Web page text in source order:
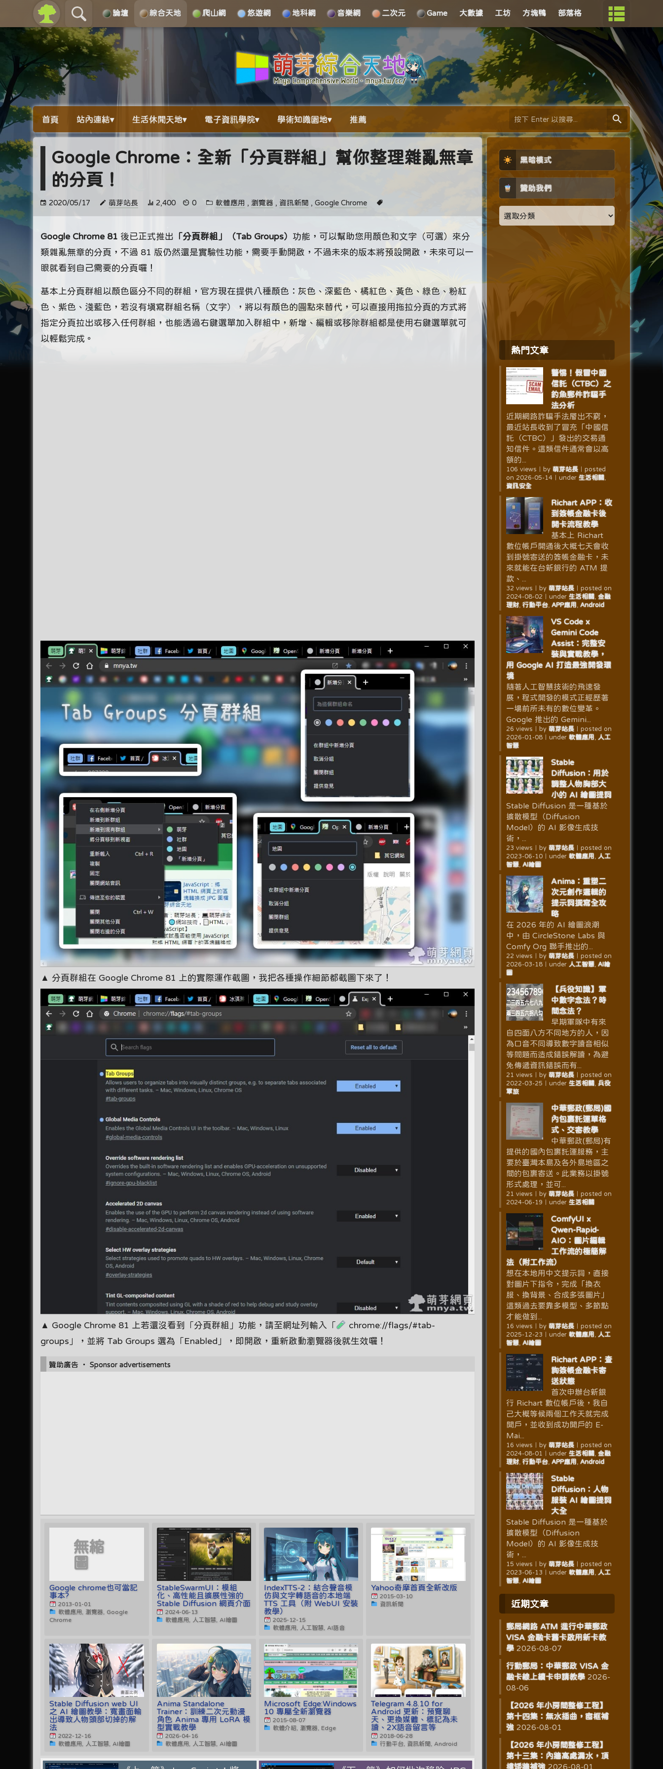
論壇 綜合天地 爬山網 悠遊網 地科網 音樂網 二次元 Game 大數據 工坊 方塊鴨 部落格
關於
首頁 站內連結▾ 生活休閒天地▾ 電子資訊學院▾ 學術知識園地▾ 推薦
Google Chrome：全新「分頁群組」幫你整理雜亂無章
的分頁！
2020/05/17 萌芽站長 2,400 0 軟體應用 , 瀏覽器 , 資訊新聞 ,Google Chrome
Google Chrome 81 後已正式推出 「分頁群組」（Tab Groups） 功能，可以幫助您用顏色和文字（可選）來分
類雜亂無章的分頁，不過 81 版仍然還是實驗性功能，需要手動開啟，不過未來的版本將預設開啟，未來可以一
眼就看到自己需要的分頁囉！
基本上分頁群組以顏色區分不同的群組，官方現在提供八種顏色：灰色、深藍色、橘紅色、黃色、綠色、粉紅
色、紫色、淺藍色，若沒有填寫群組名稱（文字），將以有顏色的圓點來替代，可以直接用拖拉分頁的方式將
指定分頁拉出或移入任何群組，也能透過右鍵選單加入群組中，新增、編輯或移除群組都是使用右鍵選單就可
以輕鬆完成。
▲ 分頁群組在 Google Chrome 81 上的實際運作截圖，我把各種操作細節都截圖下來了！
▲ Google Chrome 81 上若還沒看到「分頁群組」功能，請至網址列輸入「
chrome://flags/#tab-
groups」，並將 Tab Groups 選為「Enabled」，即開啟，重新啟動瀏覽器後就生效囉！
贊助廣告 ‧ Sponsor advertisements
無縮
圖
Google chrome也可當記
事本?
2013-01-01
軟體應用, 瀏覽器, Google
Chrome
StableSwarmUI：模組
化、高性能且擴展性強的
Stable Diffusion 網頁介面
2024-06-13
軟體應用, 人工智慧, AI繪圖
IndexTTS-2：結合聲音模
仿與文字轉語音的本地端
TTS 工具（附 WebUI 安裝
教學）
2025-12-15
軟體應用, 人工智慧, AI語音
Yahoo奇摩首頁全新改版
2015-03-10
資訊新聞
Stable Diffusion web UI
之 AI 繪圖教學：寬畫面輸
出導致人物頭部切掉的解
法
2022-12-16
軟體應用, 人工智慧, AI繪圖
Anima Standalone
Trainer：訓練二次元動漫
角色 Anima 專用 LoRA 模
型實戰教學
2026-04-16
軟體應用, 人工智慧, AI繪圖
Microsoft Edge:Windows
10 專屬全新瀏覽器
2015-08-07
軟體介紹, 瀏覽器, Edge
Telegram 4.8.10 for
Android 更新：預覽聊
天、更換媒體、標記為未
讀、2X語音留言等
2018-06-28
行動平台, 資訊新聞, Android
黑暗模式
贊助我們
熱門文章
警惕！假冒中國
信託（CTBC）之
釣魚郵件詐騙手
法分析
近期網路詐騙手法層出不窮，
最近站長收到了冒充「中國信
託（CTBC）」發出的交易通
知信件。這類信件通常會以高
額的...
106 views by 萌芽站長｜ posted
on 2026-05-14｜ under 生活相關
資訊安全
Richart APP：收
到簽帳金融卡後
開卡流程教學
基本上 Richart
數位帳戶開通後大概七天會收
到掛號寄送的簽帳金融卡，未
來就能在台新銀行的 ATM 提
款、...
32 views by 萌芽站長｜ posted on
2024-08-02
under 生活相關
金融
理財, 行動平台, APP應用 Android
VS Code x
Gemini Code
Assist：完整安
裝與實戰教學，
用 Google AI 打造最強開發環
境
隨著人工智慧技術的飛速發
展，程式開發的模式正經歷著
一場前所未有的數位變革。
Google 推出的 Gemini...
26 views by 萌芽站長｜ posted on
2026-01-08｜ under 軟體應用
人工
智慧
Stable
Diffusion：用於
調整人物胸部大
小的 AI 繪圖提詞
Stable Diffusion 是一種基於
擴散模型（Diffusion
Model）的 AI 影像生成技
術，...
23 views by 萌芽站長｜ posted on
2023-06-10｜ under 軟體應用
人工
智慧, AI繪圖
Anima：重塑二
次元創作邏輯的
提示詞撰寫全攻
略
在 2026 年的 AI 繪圖浪潮
中，由 CircleStone Labs 與
Comfy Org 聯手推出的...
22 views by 萌芽站長｜ posted on
2026-03-18｜ under 人工智慧, AI繪
圖
【兵役知識】軍
中數字念法？時
間念法？
早期軍隊中有來
自四面八方不同地方的人，因
為口音不同導致數字讀音相似
等問題而造成錯誤解讀，為避
免傳遞資訊錯誤而有...
21 views by 萌芽站長｜ posted on
2022-03-25
under 生活相關
兵役
軍旅
中華郵政(郵局)國
內包裹託運單格
式、交寄教學
中華郵政(郵局)有
提供的國內包裹託運服務，主
要於臺灣本島及各外島地區之
間的包裹寄送。此業務以掛號
形式處理，並可...
21 views by 萌芽站長｜ posted on
2024-06-19
under 生活相關
ComfyUI x
Qwen-Rapid-
AIO：圖片編輯
工作流的極簡解
法（附工作流）
想在本地用中文提示詞，直接
對圖片下指令，完成「換衣
服、換背景、合成多張圖片」
這類過去要靠多模型、多節點
才能做到...
16 views by 萌芽站長｜ posted on
2025-12-23
under 軟體應用
人工
智慧, AI繪圖
Richart APP：查
詢簽帳金融卡寄
送狀態
首次申辦台新銀
行 Richart 數位帳戶後，我自
己大概等候兩個工作天就完成
開戶，並收到成功開戶的 E-
Mai...
16 views by 萌芽站長｜ posted on
2024-08-01
under 生活相關
金融
理財, 行動平台, APP應用 Android
Stable
Diffusion：人物
服裝 AI 繪圖提詞
大全
Stable Diffusion 是一種基於
擴散模型（Diffusion
Model）的 AI 影像生成技
術，...
15 views by 萌芽站長｜ posted on
2023-06-13
under 軟體應用
人工
智慧, AI繪圖
近期文章
郵局網路 ATM 進行中華郵政
VISA 金融卡舊卡啟用新卡教
學 2026-08-07
行動郵局：中華郵政 VISA 金
融卡線上續卡申請教學 2026-
08-06
【2026 年小房間整修工程】
第十四集：無水插曲，窗框補
強 2026-08-01
【2026 年小房間整修工程】
第十三集：內牆高處漏水，頂
樓矮牆補強 2026-08-01